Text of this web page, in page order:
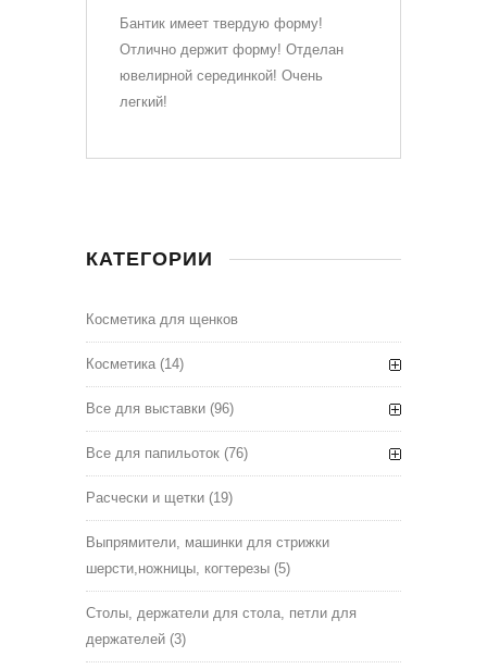
Бантик имеет твердую форму!
Отлично держит форму! Отделан
ювелирной серединкой! Очень
легкий!
КАТЕГОРИИ
Косметика для щенков
Косметика (14)
Все для выставки (96)
Все для папильоток (76)
Расчески и щетки (19)
Выпрямители, машинки для стрижки
шерсти,ножницы, когтерезы (5)
Столы, держатели для стола, петли для
держателей (3)